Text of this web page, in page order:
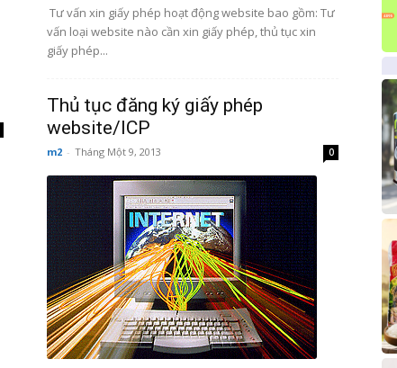
Tư vấn xin giấy phép hoạt động website bao gồm: Tư
vấn loại website nào cần xin giấy phép, thủ tục xin
giấy phép...
Thủ tục đăng ký giấy phép
website/ICP
m2 - Tháng Một 9, 2013 0